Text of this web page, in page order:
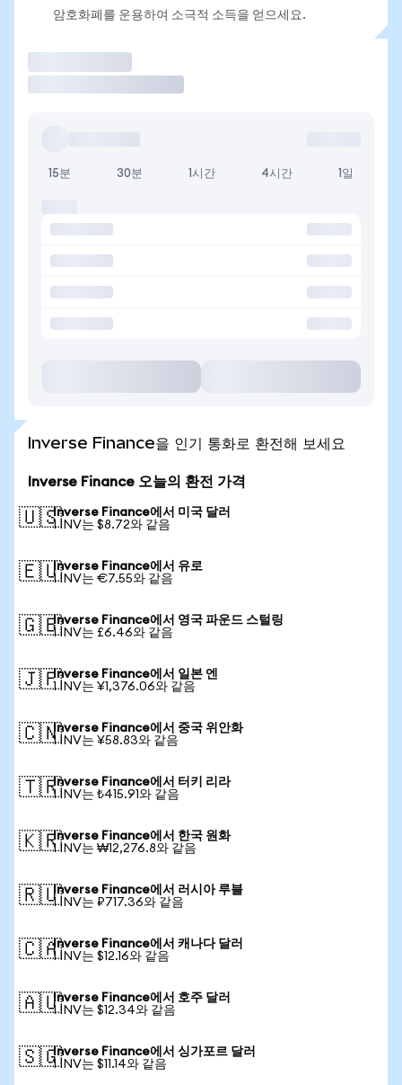
암호화폐를 운용하여 소극적 소득을 얻으세요.
15분 30분 1시간 4시간 1일
Inverse Finance을 인기 통화로 환전해 보세요
Inverse Finance 오늘의 환전 가격
🇺🇸Inverse Finance에서 미국 달러
1 INV는 $8.72와 같음
🇪🇺Inverse Finance에서 유로
1 INV는 €7.55와 같음
🇬🇧Inverse Finance에서 영국 파운드 스털링
1 INV는 £6.46와 같음
🇯🇵Inverse Finance에서 일본 엔
1 INV는 ¥1,376.06와 같음
🇨🇳Inverse Finance에서 중국 위안화
1 INV는 ¥58.83와 같음
🇹🇷Inverse Finance에서 터키 리라
1 INV는 ₺415.91와 같음
🇰🇷Inverse Finance에서 한국 원화
1 INV는 ₩12,276.8와 같음
🇷🇺Inverse Finance에서 러시아 루블
1 INV는 ₽717.36와 같음
🇨🇦Inverse Finance에서 캐나다 달러
1 INV는 $12.16와 같음
🇦🇺Inverse Finance에서 호주 달러
1 INV는 $12.34와 같음
🇸🇬Inverse Finance에서 싱가포르 달러
1 INV는 $11.14와 같음